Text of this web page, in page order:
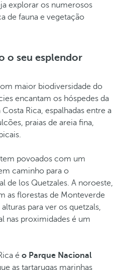
explorar os numerosos
de fauna e vegetação
o seu esplendor
maior biodiversidade do
encantam os hóspedes da
Rica, espalhadas entre a
praias de areia fina,
povoados com um
caminho para o
de los Quetzales. A noroeste,
as florestas de Monteverde
para ver os quetzals,
nas proximidades é um
é o Parque Nacional
as tartarugas marinhas